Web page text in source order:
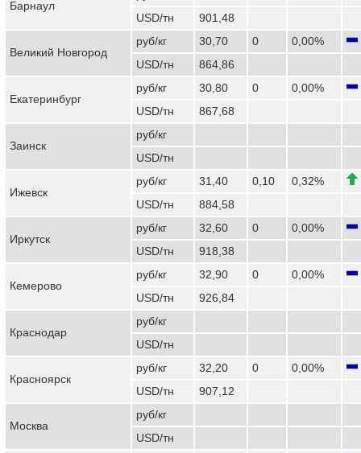
Барнаул
USD/тн
901,48
Великий Новгород
руб/кг 30,70 0
0,00%
USD/тн
864,86
Екатеринбург
руб/кг 30,80 0
0,00%
USD/тн
867,68
Заинск
руб/кг
USD/тн
Ижевск
руб/кг 31,40 0,10
0,32%
USD/тн
884,58
Иркутск
руб/кг 32,60 0
0,00%
USD/тн
918,38
Кемерово
руб/кг 32,90 0
0,00%
USD/тн
926,84
Краснодар
руб/кг
USD/тн
Красноярск
руб/кг 32,20 0
0,00%
USD/тн
907,12
Москва
руб/кг
USD/тн